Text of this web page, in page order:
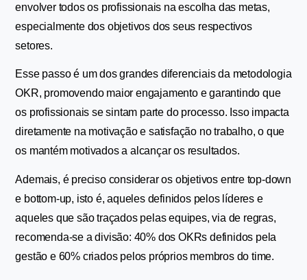
envolver todos os profissionais na escolha das metas,
especialmente dos objetivos dos seus respectivos
setores.
Esse passo é um dos grandes diferenciais da metodologia
OKR, promovendo maior engajamento e garantindo que
os profissionais se sintam parte do processo. Isso impacta
diretamente na motivação e satisfação no trabalho, o que
os mantém motivados a alcançar os resultados.
Ademais, é preciso considerar os objetivos entre top-down
e bottom-up, isto é, aqueles definidos pelos líderes e
aqueles que são traçados pelas equipes, via de regras,
recomenda-se a divisão: 40% dos OKRs definidos pela
gestão e 60% criados pelos próprios membros do time.